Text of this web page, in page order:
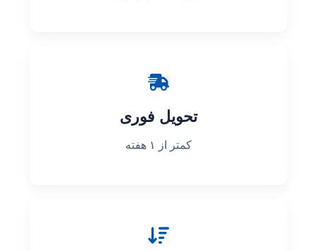
تحویل فوری
کمتر از ۱ هفته